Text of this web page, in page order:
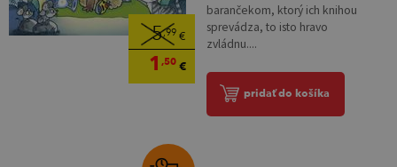
5,99 €
1 ,50€
barančekom, ktorý ich knihou
sprevádza, to isto hravo
zvládnu....
pridať do košíka